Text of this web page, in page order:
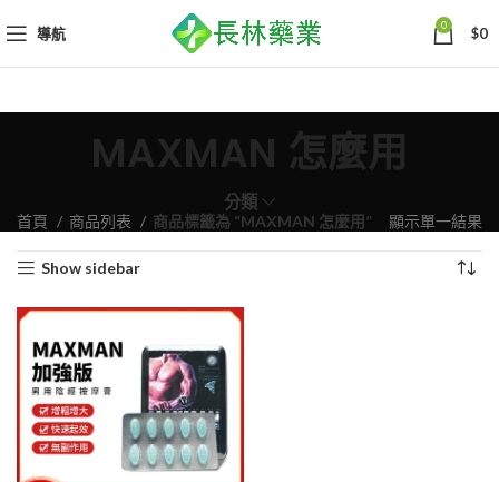
導航 0 $0
MAXMAN 怎麼用
分類
首頁 商品列表 商品標籤為 “MAXMAN 怎麼用” 顯示單一結果
Show sidebar